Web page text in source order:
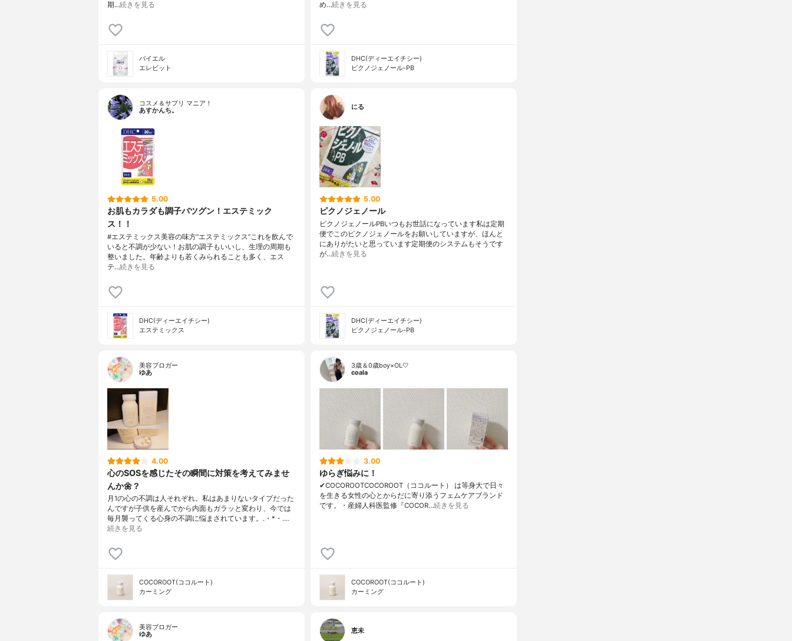
期…続きを見る
バイエル
エレビット
め…続きを見る
DHC(ディーエイチシー)
ピクノジェノール-PB
コスメ＆サプリ マニア！
あすかんち。
5.00
お肌もカラダも調子バツグン！エステミック
ス！！
#エステミックス美容の味方”エステミックス”これを飲んで
いると不調が少ない！お肌の調子もいいし、生理の周期も
整いました。年齢よりも若くみられることも多く、エス
テ…続きを見る
DHC(ディーエイチシー)
エステミックス
にる
5.00
ピクノジェノール
ピクノジェノールPBいつもお世話になっています私は定期
便でこのピクノジェノールをお願いしていますが、ほんと
にありがたいと思っています定期便のシステムもそうです
が…続きを見る
DHC(ディーエイチシー)
ピクノジェノール-PB
美容ブロガー
ゆあ
4.00
心のSOSを感じたその瞬間に対策を考えてみませ
んか🌼？
月1の心の不調は人それぞれ。私はあまりないタイプだった
んですが子供を産んでから内面もガラッと変わり、今では
毎月襲ってくる心身の不調に悩まされています。.・*・.…
続きを見る
COCOROOT(ココルート)
カーミング
3歳＆0歳boy×OL🤍
coala
3.00
ゆらぎ悩みに！
✔︎COCOROOTCOCOROOT（ココルート） は等身大で日々
を生きる女性の心とからだに寄り添うフェムケアブランド
です。・産婦人科医監修『COCOR…続きを見る
COCOROOT(ココルート)
カーミング
美容ブロガー
ゆあ
恵未